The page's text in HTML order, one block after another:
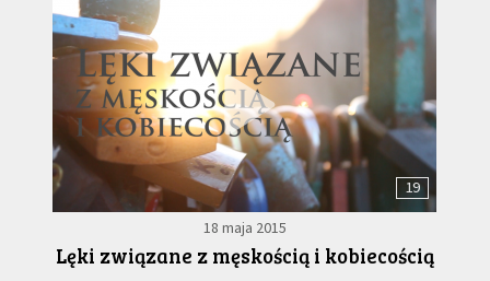
19
18 maja 2015
Lęki związane z męskością i kobiecością